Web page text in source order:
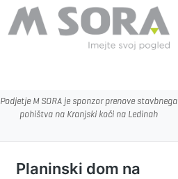
Podjetje M SORA je sponzor prenove stavbnega
pohištva na Kranjski koči na Ledinah